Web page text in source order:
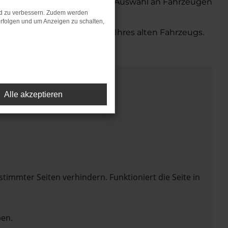
Inzahlungnahme Ihres alten Fahrzeugs.
Seiten verhindern. Funktioniert die Seite in
zu verbessern. Zudem werden
und um Anzeigen zu schalten,
Alle akzeptieren